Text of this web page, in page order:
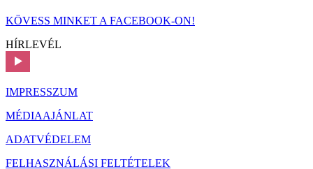
KÖVESS MINKET A FACEBOOK-ON!
HÍRLEVÉL
IMPRESSZUM
MÉDIAAJÁNLAT
ADATVÉDELEM
FELHASZNÁLÁSI FELTÉTELEK